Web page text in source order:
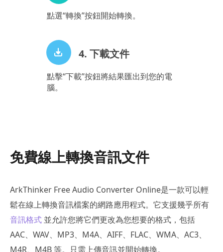
點選“轉換”按鈕開始轉換。
4. 下載文件
點擊“下載”按鈕將結果匯出到您的電
腦。
免費線上轉換音訊文件
ArkThinker Free Audio Converter Online是一款可以輕
鬆在線上轉換音訊檔案的網路應用程式。它支援幾乎所有
音訊格式 並允許您將它們更改為您想要的格式，包括
AAC、WAV、MP3、M4A、AIFF、FLAC、WMA、AC3、
M4R、M4B 等。只需上傳音訊並開始轉換。